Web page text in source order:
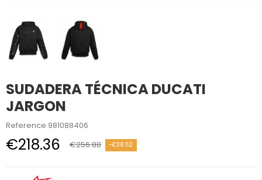
SUDADERA TÉCNICA DUCATI
JARGON
Reference 981088406
€218.36 €256.88 -€38.52